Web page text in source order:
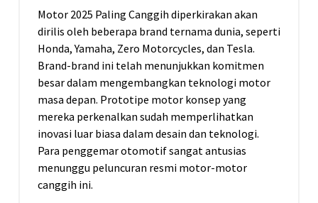
Motor 2025 Paling Canggih diperkirakan akan
dirilis oleh beberapa brand ternama dunia, seperti
Honda, Yamaha, Zero Motorcycles, dan Tesla.
Brand-brand ini telah menunjukkan komitmen
besar dalam mengembangkan teknologi motor
masa depan. Prototipe motor konsep yang
mereka perkenalkan sudah memperlihatkan
inovasi luar biasa dalam desain dan teknologi.
Para penggemar otomotif sangat antusias
menunggu peluncuran resmi motor-motor
canggih ini.